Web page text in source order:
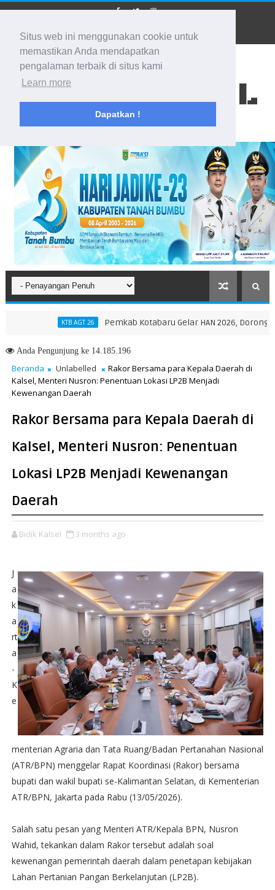
Situs web ini menggunakan cookie untuk
memastikan Anda mendapatkan
pengalaman terbaik di situs kami
Learn more
Dapatkan !
BIDIK KALSEL
Membidik Ke Segala Arah
KTB AGT 26 Pemkab Kotabaru Gelar HAN 2026, Dorong
NTT, Menteri Nusron: Gunakan Sudut Pandang Masyarakat
AndaPengunjung ke 14.185.196
Beranda Unlabelled
Rakor Bersama para Kepala Daerah di
Kalsel, Menteri Nusron: Penentuan Lokasi LP2B Menjadi
Kewenangan Daerah
Rakor Bersama para Kepala Daerah di
Kalsel, Menteri Nusron: Penentuan
Lokasi LP2B Menjadi Kewenangan
Daerah
Bidik Kalsel 3 months ago
J
a
k
a
rt
a
-
K
e
menterian Agraria dan Tata Ruang/Badan Pertanahan Nasional
(ATR/BPN) menggelar Rapat Koordinasi (Rakor) bersama
bupati dan wakil bupati se-Kalimantan Selatan, di Kementerian
ATR/BPN, Jakarta pada Rabu (13/05/2026).
Salah satu pesan yang Menteri ATR/Kepala BPN, Nusron
Wahid, tekankan dalam Rakor tersebut adalah soal
kewenangan pemerintah daerah dalam penetapan kebijakan
Lahan Pertanian Pangan Berkelanjutan (LP2B).